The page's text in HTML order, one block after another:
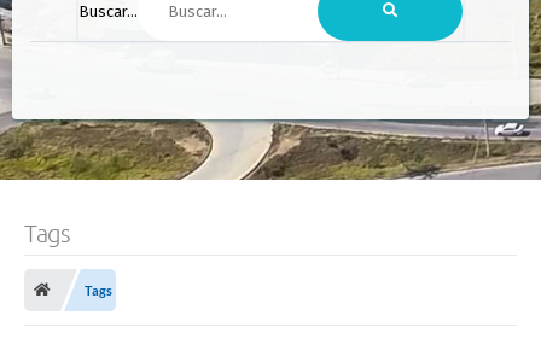
Buscar...
Tags
Tags